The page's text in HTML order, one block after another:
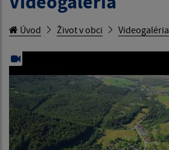
Úvod Život v obci Videogaléria